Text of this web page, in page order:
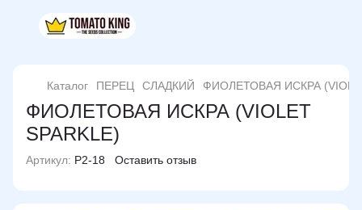
Каталог ПЕРЕЦ СЛАДКИЙ ФИОЛЕТОВАЯ ИСКРА
ФИОЛЕТОВАЯ ИСКРА (VIOLET
SPARKLE)
Артикул: P2-18 Оставить отзыв